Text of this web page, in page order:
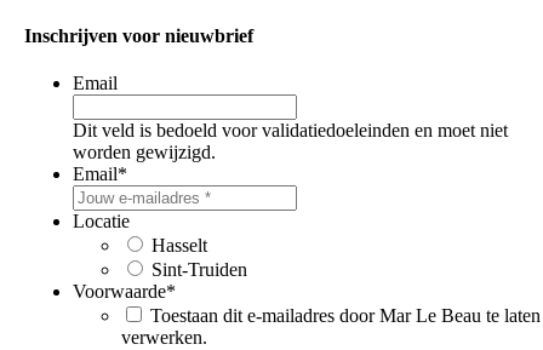
Inschrijven voor nieuwbrief
Email
Dit veld is bedoeld voor validatiedoeleinden en moet niet
worden gewijzigd.
Email*
Locatie
Hasselt
Sint-Truiden
Voorwaarde*
Toestaan dit e-mailadres door Mar Le Beau te laten
verwerken.